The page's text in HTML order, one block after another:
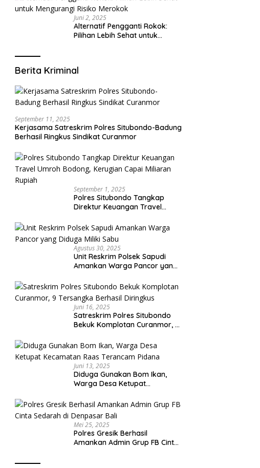
Juni 2, 2025
Alternatif Pengganti Rokok:
Pilihan Lebih Sehat untuk
Berita Kriminal
September 11, 2025
Kerjasama Satreskrim Polres Situbondo-Badung
Berhasil Ringkus Sindikat Curanmor
September 1, 2025
Polres Situbondo Tangkap
Direktur Keuangan Travel
Capai Miliaran Rupiah
Agustus 30, 2025
Unit Reskrim Polsek Sapudi
Amankan Warga Pancor yang
Juni 16, 2025
Satreskrim Polres Situbondo
Bekuk Komplotan Curanmor, 9
Juni 13, 2025
Diduga Gunakan Bom Ikan,
Warga Desa Ketupat
Pidana
Mei 25, 2025
Polres Gresik Berhasil
Amankan Admin Grup FB Cinta